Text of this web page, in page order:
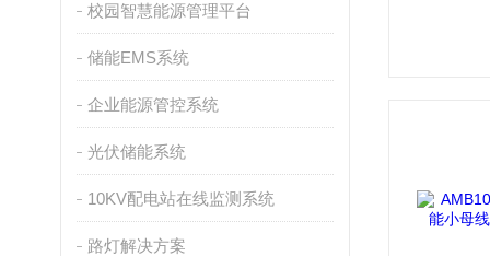
校园智慧能源管理平台
储能EMS系统
企业能源管控系统
光伏储能系统
10KV配电站在线监测系统
路灯解决方案